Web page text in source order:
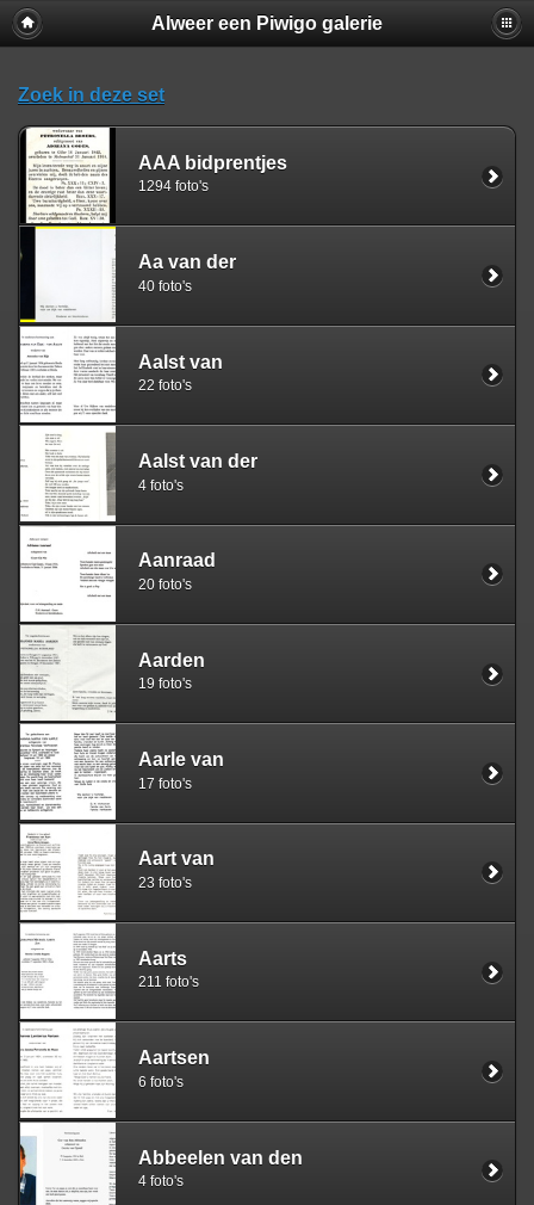
Alweer een Piwigo galerie
Zoek in deze set
AAA bidprentjes
1294 foto's
Aa van der
40 foto's
Aalst van
22 foto's
Aalst van der
4 foto's
Aanraad
20 foto's
Aarden
19 foto's
Aarle van
17 foto's
Aart van
23 foto's
Aarts
211 foto's
Aartsen
6 foto's
Abbeelen van den
4 foto's